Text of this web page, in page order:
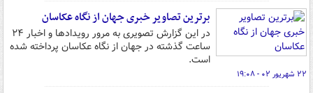
برترین تصاویر خبری جهان از نگاه عکاسان
در این گزارش تصویری به مرور رویدادها و اخبار ۲۴
ساعت گذشته در جهان از نگاه عکاسان پرداخته شده
است.
۲۲ شهریور ۰۲ - ۱۹:۰۸